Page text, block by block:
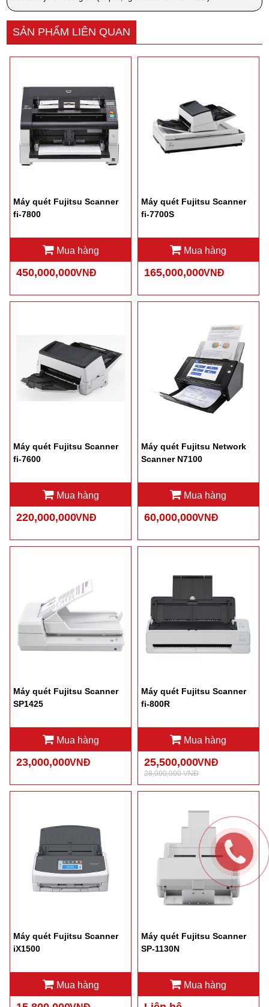
SẢN PHẨM LIÊN QUAN
Máy quét Fujitsu Scanner
fi-7800
Mua hàng
450,000,000VNĐ
Máy quét Fujitsu Scanner
fi-7700S
Mua hàng
165,000,000VNĐ
Máy quét Fujitsu Scanner
fi-7600
Mua hàng
220,000,000VNĐ
Máy quét Fujitsu Network
Scanner N7100
Mua hàng
60,000,000VNĐ
Máy quét Fujitsu Scanner
SP1425
Mua hàng
23,000,000VNĐ
Máy quét Fujitsu Scanner
fi-800R
Mua hàng
25,500,000VNĐ
28,000,000 VNĐ
Máy quét Fujitsu Scanner
iX1500
Mua hàng
Máy quét Fujitsu Scanner
SP-1130N
Mua hàng